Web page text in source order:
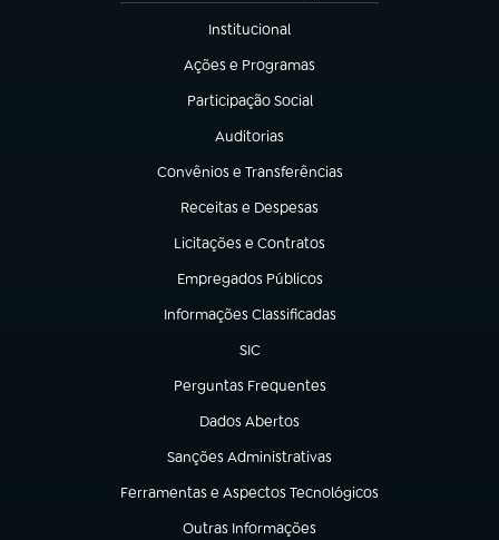
Institucional
(abre em nova aba)
Ações e Programas
(abre em nova aba)
Participação Social
(abre em nova aba)
Auditorias
(abre em nova aba)
Convênios e Transferências
(abre em nova aba)
Receitas e Despesas
(abre em nova aba)
Licitações e Contratos
(abre em nova aba)
Empregados Públicos
(abre em nova aba)
Informações Classificadas
(abre em nova aba)
SIC
(abre em nova aba)
Perguntas Frequentes
(abre em nova aba)
Dados Abertos
(abre em nova aba)
Sanções Administrativas
(abre em nova aba)
Ferramentas e Aspectos Tecnológicos
(abre em nova aba)
Outras Informações
(abre em nova aba)